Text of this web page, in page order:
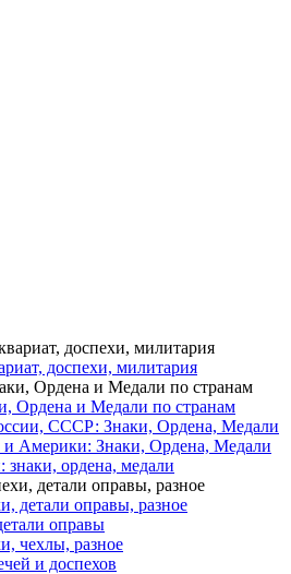
доспехи, милитария
Ордена и Медали по странам
СССР: Знаки, Ордена, Медали
Америки: Знаки, Ордена, Медали
ордена, медали
детали оправы, разное
оправы
чехлы, разное
и доспехов